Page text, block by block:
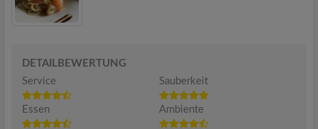
DETAILBEWERTUNG
Service
Sauberkeit
Essen Ambiente